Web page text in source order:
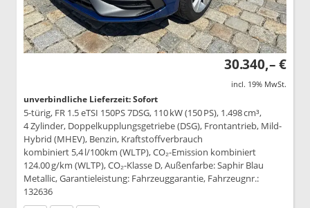
30.340,– €
incl. 19% MwSt.
unverbindliche Lieferzeit: Sofort
5-türig, FR 1.5 eTSI 150PS 7DSG, 110 kW (150 PS), 1.498 cm³,
4 Zylinder, Doppelkupplungsgetriebe (DSG), Frontantrieb, Mild-
Hybrid (MHEV), Benzin, Kraftstoffverbrauch
kombiniert 5,4 l/100km (WLTP), CO₂-Emission kombiniert
124.00 g/km (WLTP), CO₂-Klasse D, Außenfarbe: Saphir Blau
Metallic, Garantieleistung: Fahrzeuggarantie, Fahrzeugnr.:
132636